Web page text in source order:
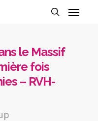
le Massif
fois
– RVH-